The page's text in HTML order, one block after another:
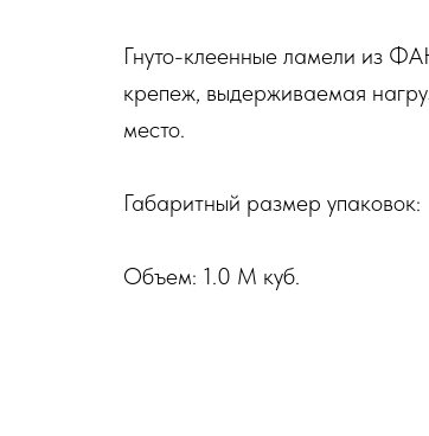
Гнуто-клеенные ламели из
крепеж, выдерживаемая
место.
Габаритный размер упаковок:
Объем: 1.0 М куб.